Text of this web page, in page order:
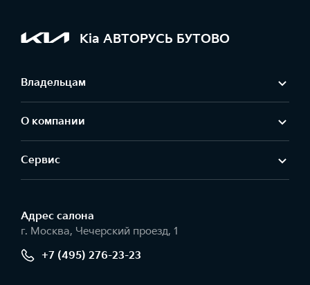
Kia АВТОРУСЬ БУТОВО
Владельцам
О компании
Сервис
Адрес салонa
г. Москва, Чечерский проезд, 1
+7 (495) 276-23-23